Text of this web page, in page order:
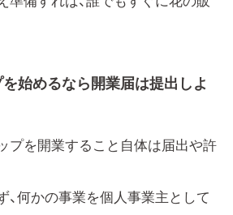
始めるなら開業届は提出しよ
プを開業すること自体は届出や許
、何かの事業を個人事業主として